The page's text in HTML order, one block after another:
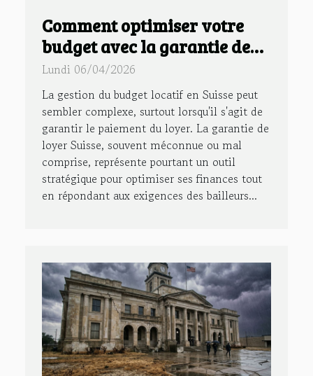
Comment optimiser votre
budget avec la garantie de
loyer en Suisse ?
Lundi 06/04/2026
La gestion du budget locatif en Suisse peut
sembler complexe, surtout lorsqu'il s'agit de
garantir le paiement du loyer. La garantie de
loyer Suisse, souvent méconnue ou mal
comprise, représente pourtant un outil
stratégique pour optimiser ses finances tout
en répondant aux exigences des bailleurs...